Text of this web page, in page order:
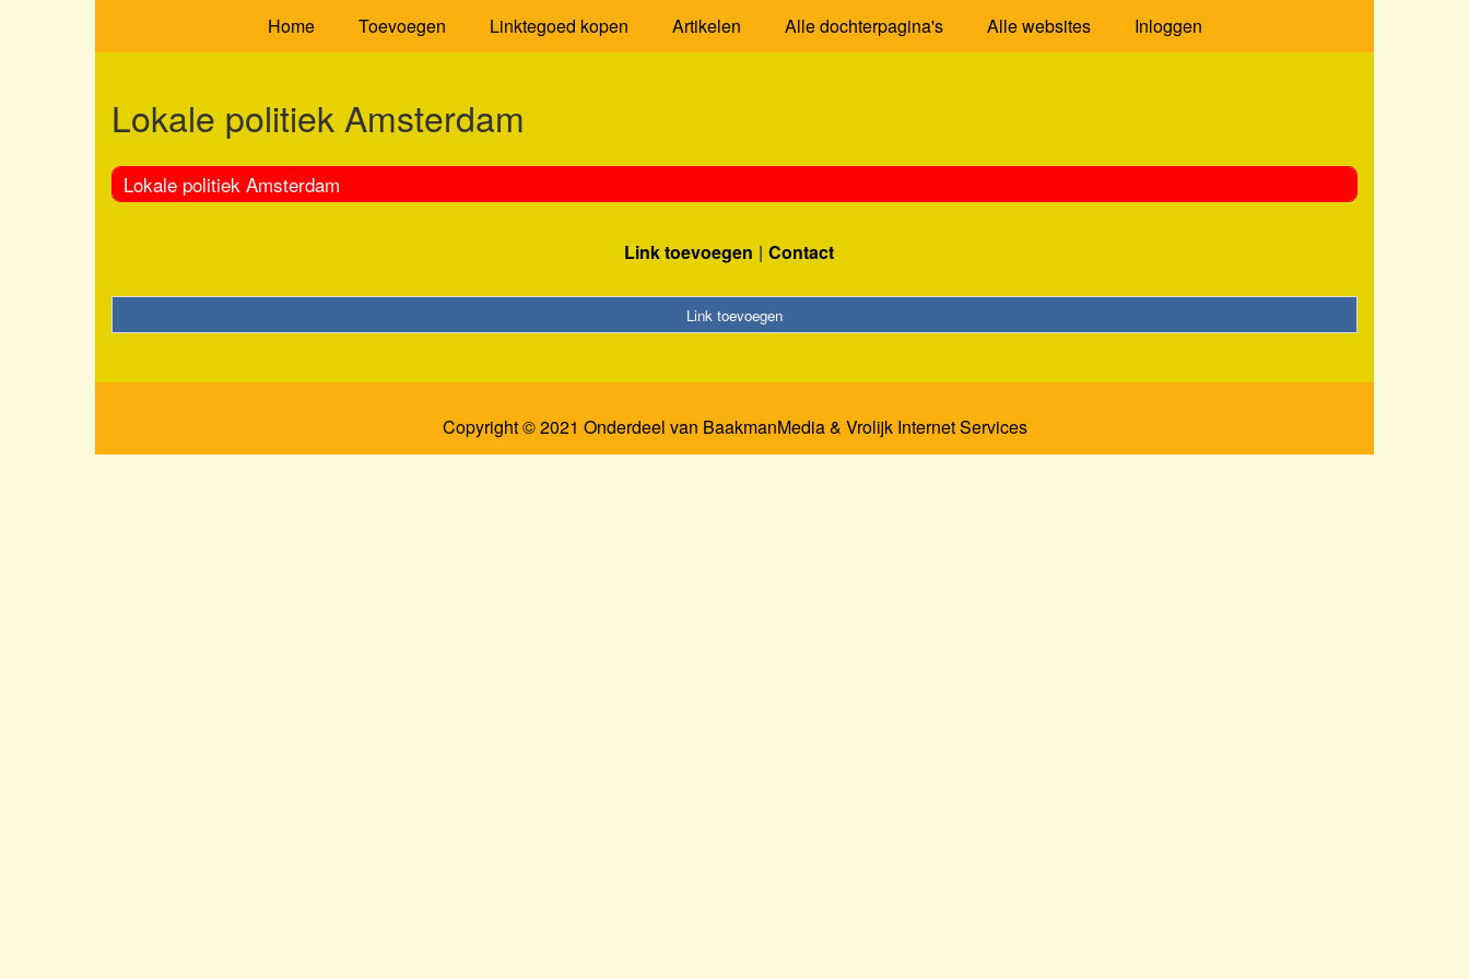
Home Toevoegen Linktegoed kopen Artikelen Alle dochterpagina's Alle websites Inloggen
Lokale politiek Amsterdam
Lokale politiek Amsterdam
Link toevoegen Contact
Link toevoegen
Copyright © 2021 Onderdeel van BaakmanMedia& Vrolijk Internet Services